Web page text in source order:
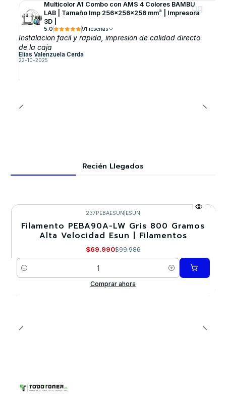
Multicolor A1 Combo con AMS 4 Colores BAMBU
LAB | Tamaño Imp 256×256×256 mm³ | Impresora
3D |
5.0 91 reseñas
Instalacion facil y rapida, impresion de calidad directo
de la caja
Elias Valenzuela Cerda
22-10-2025
Recién Llegados
-30%
237PEBAESUN ESUN
Filamento PEBA90A-LW Gris 800 Gramos
Alta Velocidad Esun | Filamentos
$69.990$99.986
Cantidad
Comprar ahora